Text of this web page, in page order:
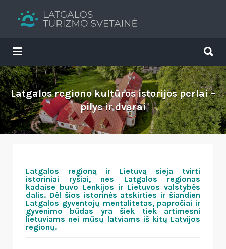
Tavs brīvdienu ceļvedis
Search
for:
for:
Latgalos regiono kultūros istorijos perlai –
pilys ir dvarai
Latgalos regioną ir Lietuvą sieja tvirti
istoriniai ryšiai, nes Latgalos regionas
kadaise buvo Lenkijos ir Lietuvos valstybės
dalis. Dėl šios istorinės atskirties ir šiandien
Latgalos gyventojų mentalitetas, papročiai ir
gyvenimo būdas yra šiek tiek artimesni
lietuviams nei mūsų latviams iš kitų Latvijos
regionų.